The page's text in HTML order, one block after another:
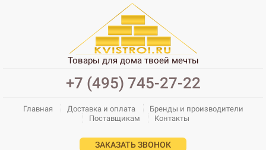
Товары для дома твоей мечты
+7 (495) 745-27-22
Главная Доставка и оплата
Бренды и производители
Поставщикам
Контакты
ЗАКАЗАТЬ ЗВОНОК